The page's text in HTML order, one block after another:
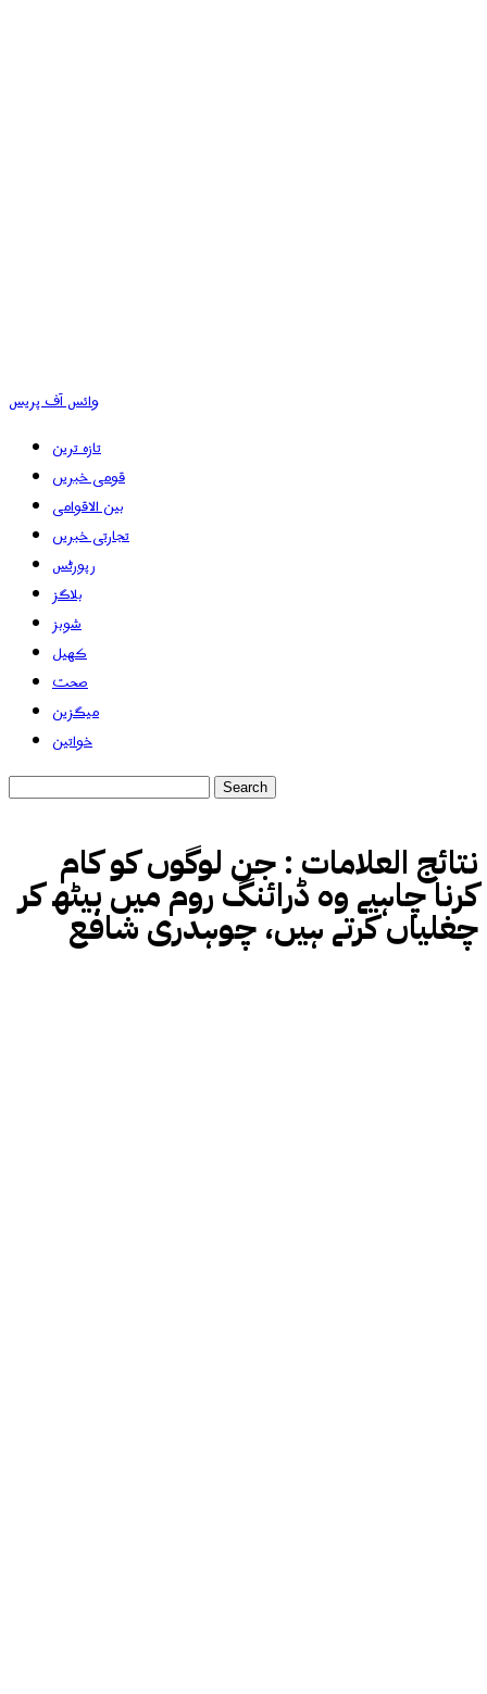
وائس آف پریس
تازہ ترین
قومی خبریں
بین الاقوامی
تجارتی خبریں
رپورٹس
بلاگز
شوبز
کھیل
صحت
میگزین
خواتین
نتائج العلامات : جن لوگوں کو کام
کرنا چاہیے وہ ڈرائنگ روم میں بیٹھ کر
چغلیاں کرتے ہیں، چوہدری شافع